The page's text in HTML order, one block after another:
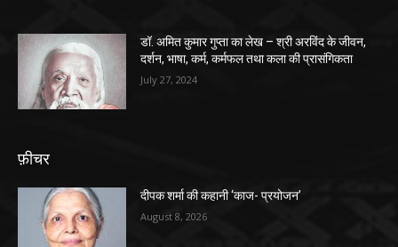
डॉ. अमित कुमार गुप्ता का लेख – श्री अरविंद के जीवन,
दर्शन, भाषा, कर्म, कर्मफल तथा कला की प्रासंगिकता
July 27, 2024
फ़ीचर
दीपक शर्मा की कहानी ‘काज- प्रयोजन’
August 8, 2026